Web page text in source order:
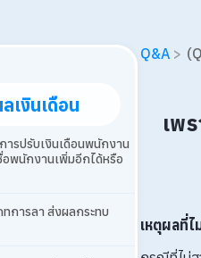
เงินเดือน
รปรับเงินเดือนพนักงาน
อพนักงานเพิ่มอีกได้หรือ
การลา ส่งผลกระทบ
Q&A >
เพ
เหตุผลที่